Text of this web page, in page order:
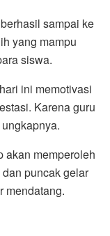
sampai ke
yang mampu
siswa.
ini memotivasi
Karena guru
akan memperoleh
puncak gelar
mendatang.